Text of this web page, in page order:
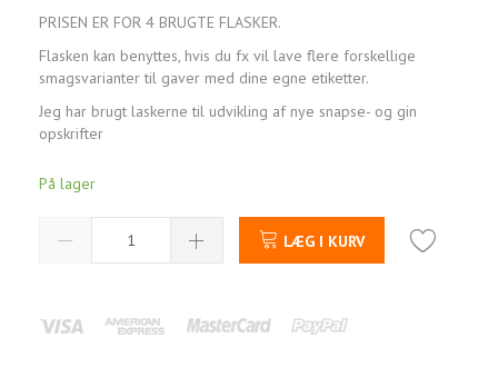
PRISEN ER FOR 4 BRUGTE FLASKER.
Flasken kan benyttes, hvis du fx vil lave flere forskellige
smagsvarianter til gaver med dine egne etiketter.
Jeg har brugt laskerne til udvikling af nye snapse- og gin
opskrifter
På lager
LÆG I KURV